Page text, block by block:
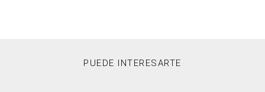
PUEDE INTERESARTE